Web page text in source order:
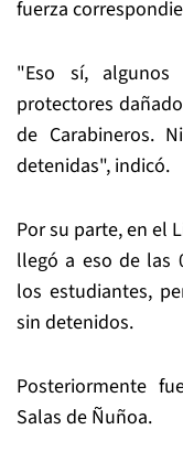
fuerza
"Eso sí, algunos
protectores
de Carabineros.
detenidas", indicó.
Por su parte, en el
llegó a eso de las
los estudiantes,
sin detenidos.
Posteriormente
Salas de Ñuñoa.